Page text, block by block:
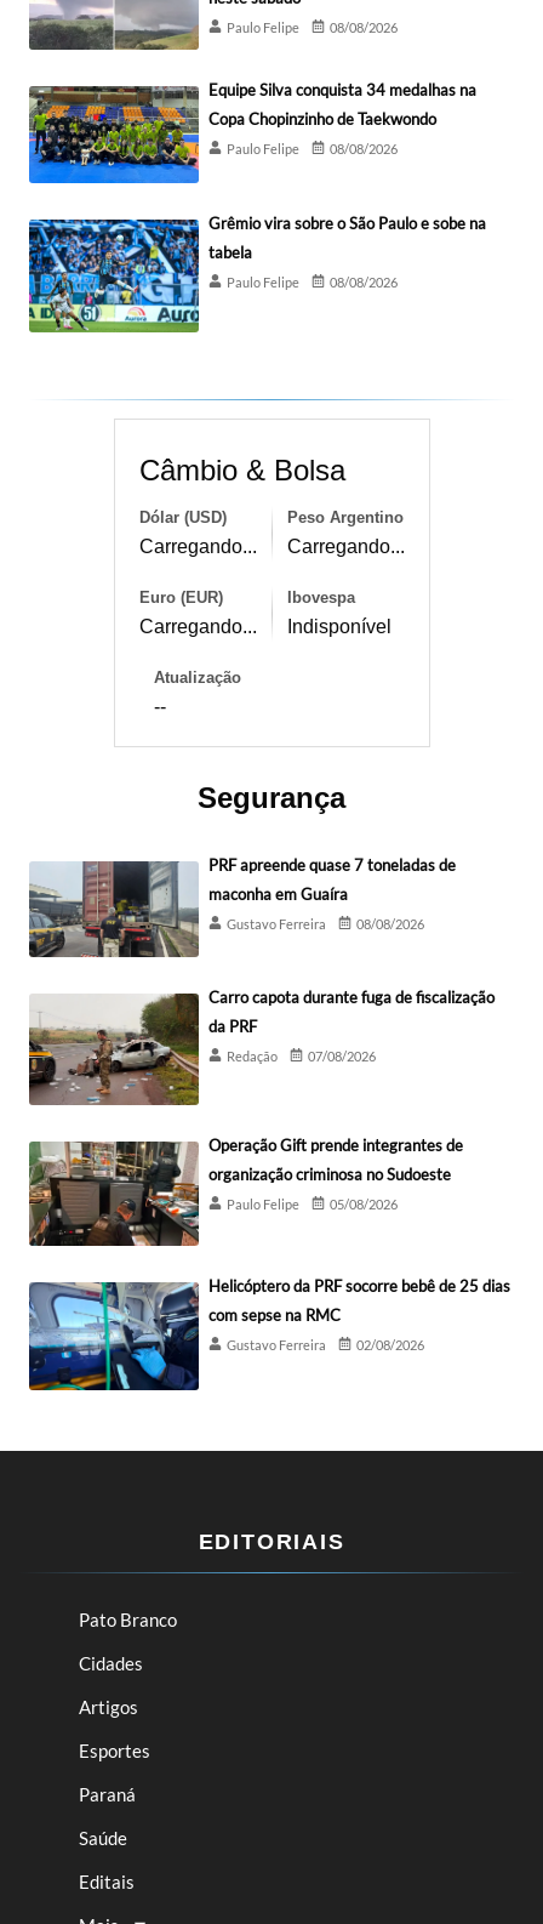
Paulo Felipe 08/08/2026
Equipe Silva conquista 34 medalhas na
Copa Chopinzinho de Taekwondo
Paulo Felipe 08/08/2026
Grêmio vira sobre o São Paulo e sobe na
tabela
Paulo Felipe 08/08/2026
Câmbio & Bolsa
Dólar (USD)
Carregando...
Peso Argentino
Carregando...
Euro (EUR)
Carregando...
Ibovespa
Indisponível
Atualização
--
Segurança
PRF apreende quase 7 toneladas de
maconha em Guaíra
Gustavo Ferreira 08/08/2026
Carro capota durante fuga de fiscalização
da PRF
Redação 07/08/2026
Operação Gift prende integrantes de
organização criminosa no Sudoeste
Paulo Felipe 05/08/2026
Helicóptero da PRF socorre bebê de 25 dias
com sepse na RMC
Gustavo Ferreira 02/08/2026
EDITORIAIS
Pato Branco
Cidades
Artigos
Esportes
Paraná
Saúde
Editais